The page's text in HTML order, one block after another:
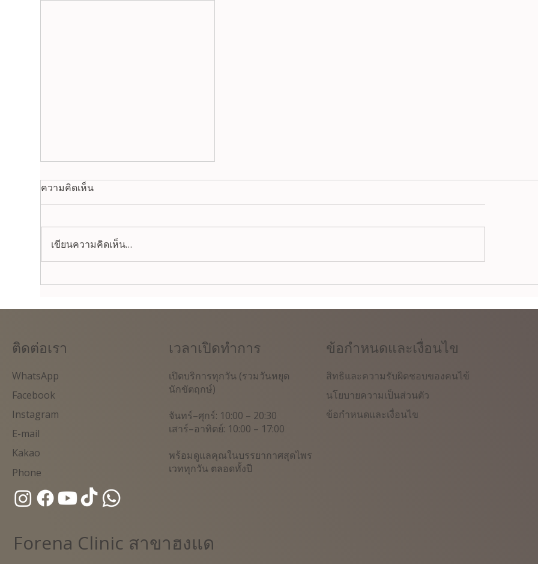
ความคิดเห็น
เขียนความคิดเห็น…
Forena Clinic สาขาฮงแด
ติดต่อเรา
WhatsApp
Facebook
Instagram
E-mail
Kakao
Phone
เวลาเปิดทำการ
เปิดบริการทุกวัน (รวมวันหยุด
นักขัตฤกษ์)
จันทร์–ศุกร์: 10:00 – 20:30
เสาร์–อาทิตย์: 10:00 – 17:00
พร้อมดูแลคุณในบรรยากาศสุดไพร
เวททุกวัน ตลอดทั้งปี
ข้อกำหนดและเงื่อนไข
สิทธิและความรับผิดชอบของคนไข้
นโยบายความเป็นส่วนตัว
ข้อกำหนดและเงื่อนไข